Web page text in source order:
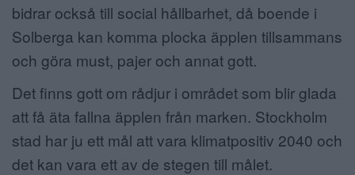
bidrar också till social hållbarhet, då boende i
Solberga kan komma plocka äpplen tillsammans
och göra must, pajer och annat gott.
Det finns gott om rådjur i området som blir glada
att få äta fallna äpplen från marken. Stockholm
stad har ju ett mål att vara klimatpositiv 2040 och
det kan vara ett av de stegen till målet.